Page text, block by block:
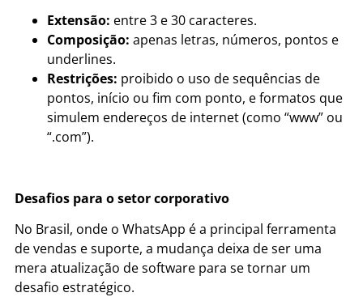
Extensão: entre 3 e 30 caracteres.
Composição: apenas letras, números, pontos e
underlines.
Restrições: proibido o uso de sequências de
pontos, início ou fim com ponto, e formatos que
simulem endereços de internet (como “www” ou
“.com”).
Desafios para o setor corporativo
No Brasil, onde o WhatsApp é a principal ferramenta
de vendas e suporte, a mudança deixa de ser uma
mera atualização de software para se tornar um
desafio estratégico.